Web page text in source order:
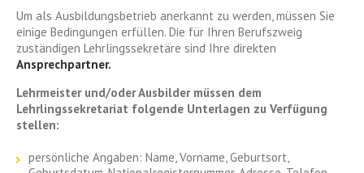
Um als Ausbildungsbetrieb anerkannt zu werden, müssen Sie
einige Bedingungen erfüllen. Die für Ihren Berufszweig
zuständigen Lehrlingssekretäre sind Ihre direkten
Ansprechpartner.
Lehrmeister und/oder Ausbilder müssen dem
Lehrlingssekretariat folgende Unterlagen zu Verfügung
stellen:
persönliche Angaben: Name, Vorname, Geburtsort,